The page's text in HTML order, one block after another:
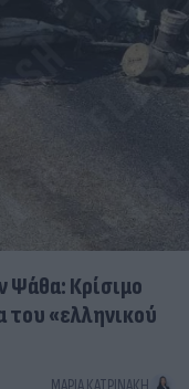
Ψάθα: Κρίσιμο
του «ελληνικού